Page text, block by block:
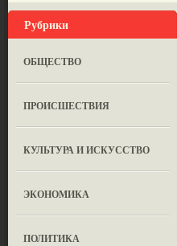
Рубрики
ОБЩЕСТВО
ПРОИСШЕСТВИЯ
КУЛЬТУРА И ИСКУССТВО
ЭКОНОМИКА
ПОЛИТИКА